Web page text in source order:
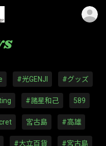
#光GENJI #グッズ
#諸星和己 589
宮古島 #高雄
#大立百貨 #宮古島